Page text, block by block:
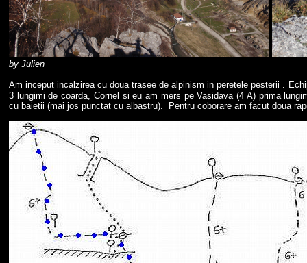
by Julien
Am inceput incalzirea cu doua trasee de alpinism in peretele pesterii .
3 lungimi de coarda, Cornel si eu am mers pe Vasidava (4 A) prima
cu baietii (mai jos punctat cu albastru). Pentru coborare am facut doua